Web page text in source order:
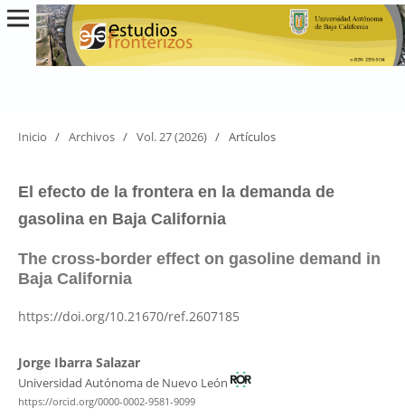
Inicio / Archivos / Vol. 27 (2026) / Artículos
El efecto de la frontera en la demanda de
gasolina en Baja California
The cross-border effect on gasoline demand in
Baja California
https://doi.org/10.21670/ref.2607185
Jorge Ibarra Salazar
Universidad Autónoma de Nuevo León
https://orcid.org/0000-0002-9581-9099